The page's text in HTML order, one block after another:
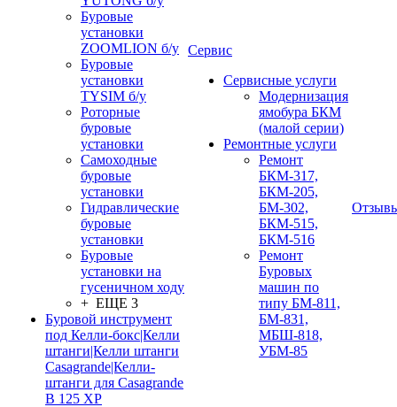
Буровые
установки
ZOOMLION б/у
Буровые
установки
TYSIM б/у
Роторные
буровые
установки
Самоходные
буровые
установки
Гидравлические
буровые
установки
Буровые
установки на
гусеничном ходу
+ ЕЩЕ 3
Буровой инструмент
под Келли-бокс|Келли
штанги|Келли штанги
Casagrande|Келли-
штанги для Casagrande
B 125 XP
Сервис
Сервисные услуги
Модернизация
ямобура БКМ
(малой серии)
Ремонтные услуги
Ремонт
БКМ-317,
БКМ-205,
БМ-302,
БКМ-515,
БКМ-516
Ремонт
Буровых
машин по
типу БМ-811,
БМ-831,
МБШ-818,
УБМ-85